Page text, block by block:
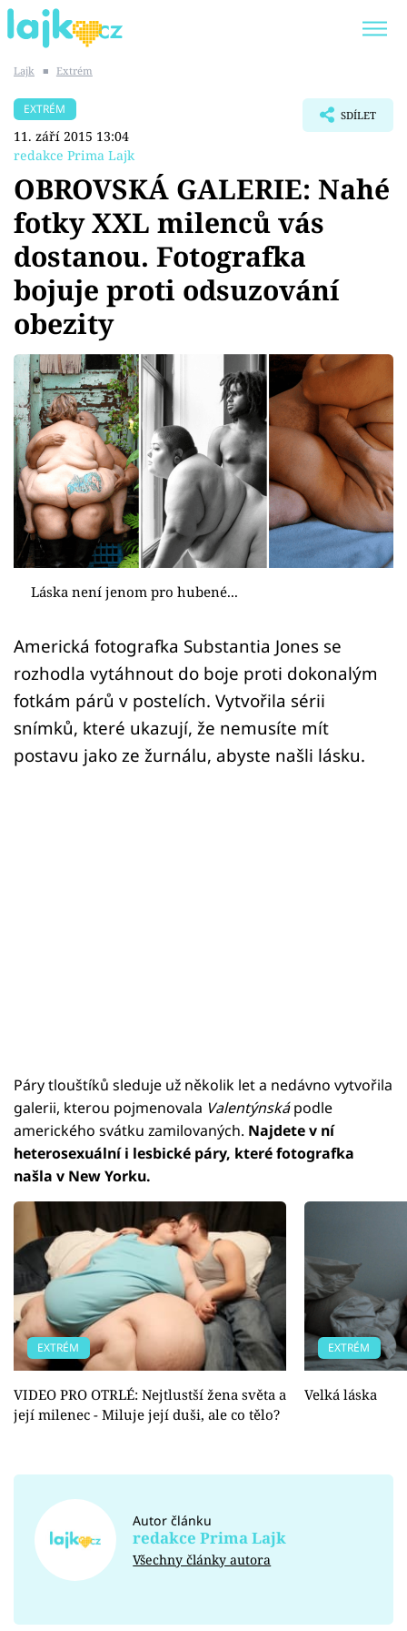
SHOPAHOLICADEL
Témata
Showbyznys
Youtubeři
Virály
Sex a vztahy
Videa
Sledujte prima+
Přihlášení
Lajk ■ Extrém
EXTRÉM
11. září 2015 13:04
redakce Prima Lajk
SDÍLET
OBROVSKÁ GALERIE: Nahé
fotky XXL milenců vás
dostanou. Fotografka
bojuje proti odsuzování
obezity
Láska není jenom pro hubené...
Americká fotografka Substantia Jones se
rozhodla vytáhnout do boje proti dokonalým
fotkám párů v postelích. Vytvořila sérii
snímků, které ukazují, že nemusíte mít
postavu jako ze žurnálu, abyste našli lásku.
Páry tlouštíků sleduje už několik let a nedávno vytvořila
galerii, kterou pojmenovala Valentýnskápodle
amerického svátku zamilovaných. Najdete v ní
heterosexuální i lesbické páry, které fotografka
našla v New Yorku.
EXTRÉM
VIDEO PRO OTRLÉ: Nejtlustší žena světa a
její milenec - Miluje její duši, ale co tělo?
EXTRÉM
Velká láska
Autor článku
redakce Prima Lajk
Všechny články autora